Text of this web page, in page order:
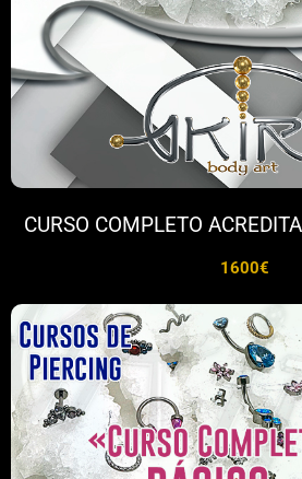
CURSO COMPLETO
1600€